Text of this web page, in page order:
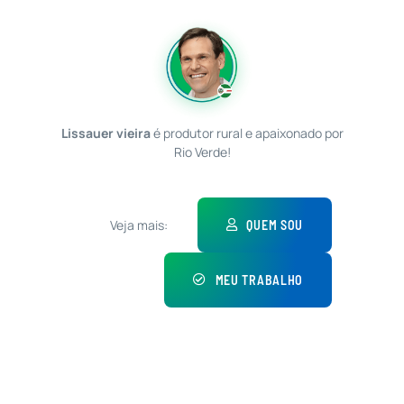
Lissauer vieiraé produtor rural e apaixonado por
Rio Verde!
Veja mais: QUEM SOU
MEU TRABALHO